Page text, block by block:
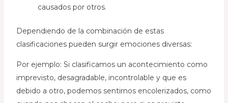
causados por otros.
Dependiendo de la combinación de estas
clasificaciones pueden surgir emociones diversas:
Por ejemplo: Si clasificamos un acontecimiento como
imprevisto, desagradable, incontrolable y que es
debido a otro, podemos sentirnos encolerizados, como